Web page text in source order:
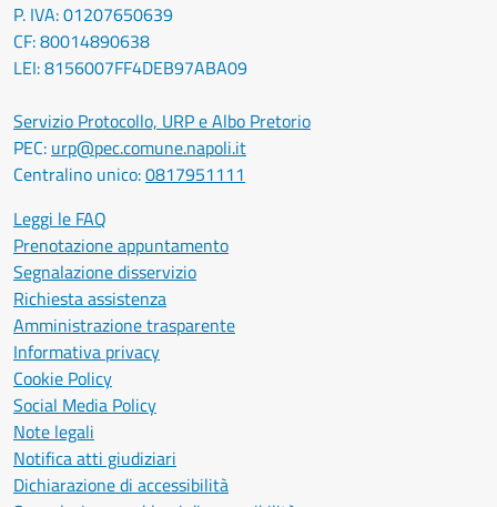
P. IVA: 01207650639
CF: 80014890638
LEI: 8156007FF4DEB97ABA09
Servizio Protocollo, URP e Albo Pretorio
PEC: urp@pec.comune.napoli.it
Centralino unico:0817951111
Leggi le FAQ
Prenotazione appuntamento
Segnalazione disservizio
Richiesta assistenza
Amministrazione trasparente
Informativa privacy
Cookie Policy
Social Media Policy
Note legali
Notifica atti giudiziari
Dichiarazione di accessibilità